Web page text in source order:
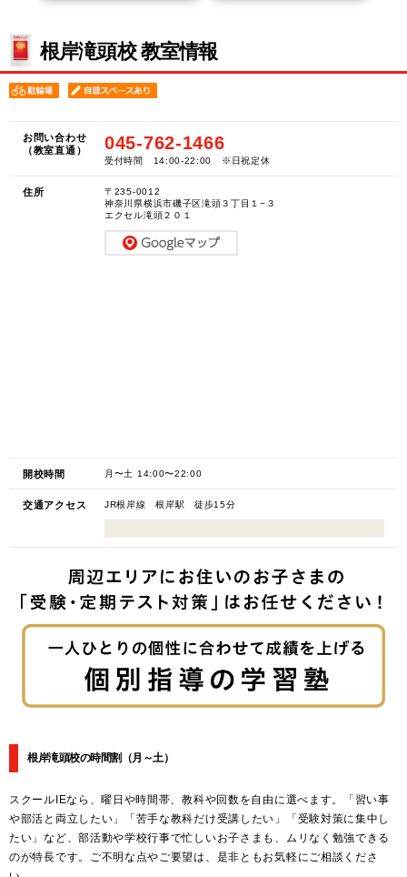
根岸滝頭校 教室情報
お問い合わせ
（教室直通）
045-762-1466
受付時間 14:00-22:00 ※日祝定休
住所
〒235-0012
神奈川県横浜市磯子区滝頭３丁目１−３
エクセル滝頭２０１
開校時間 月〜土 14:00〜22:00
交通アクセス JR根岸線 根岸駅 徒歩15分
根岸滝頭校の時間割 （月～土）
スクールIEなら、曜日や時間帯、教科や回数を自由に選べます。「習い事
や部活と両立したい」「苦手な教科だけ受講したい」「受験対策に集中し
たい」など、部活動や学校行事で忙しいお子さまも、ムリなく勉強できる
のが特長です。ご不明な点やご要望は、是非ともお気軽にご相談くださ